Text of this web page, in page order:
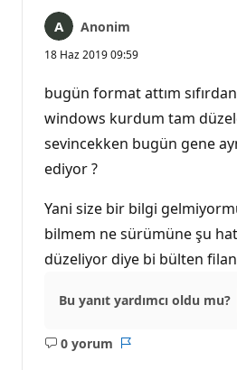
Anonim
18 Haz 2019 09:59
bugün format attım
windows kurdum tam
sevincekken bugün gene
ediyor ?
Yani size bir bilgi
bilmem ne sürümüne şu
düzeliyor diye bi bülten
Bu yanıt yardımcı oldu mu?
0 yorum
Açıklama